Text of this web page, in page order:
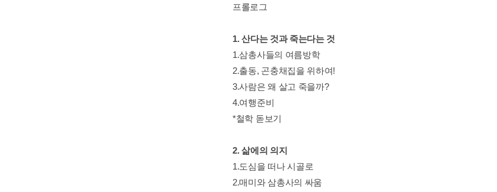
프롤로그
1. 산다는 것과 죽는다는 것
1.삼총사들의 여름방학
2.출동, 곤충채집을 위하여!
3.사람은 왜 살고 죽을까?
4.여행준비
*철학 돋보기
2. 삶에의 의지
1.도심을 떠나 시골로
2.매미와 삼총사의 싸움